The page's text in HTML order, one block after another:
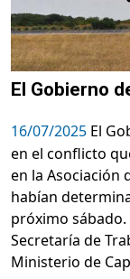
El Gobierno
16/07/2025 El
en el conflicto
en la Asociación
habían
próximo
Secretaría de
Ministerio de